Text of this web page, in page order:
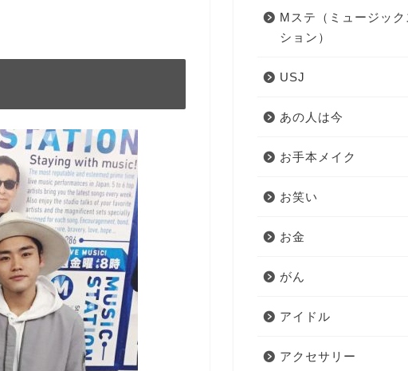
Mステ（ミュージック
ション）
USJ
あの人は今
お手本メイク
お笑い
お金
がん
アイドル
アクセサリー